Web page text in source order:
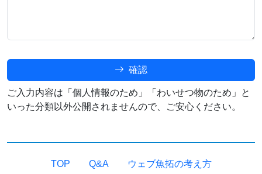
確認
ご入力内容は「個人情報のため」「わいせつ物のため」と
いった分類以外公開されませんので、ご安心ください。
TOP Q&A ウェブ魚拓の考え方